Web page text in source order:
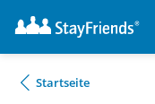
Startseite